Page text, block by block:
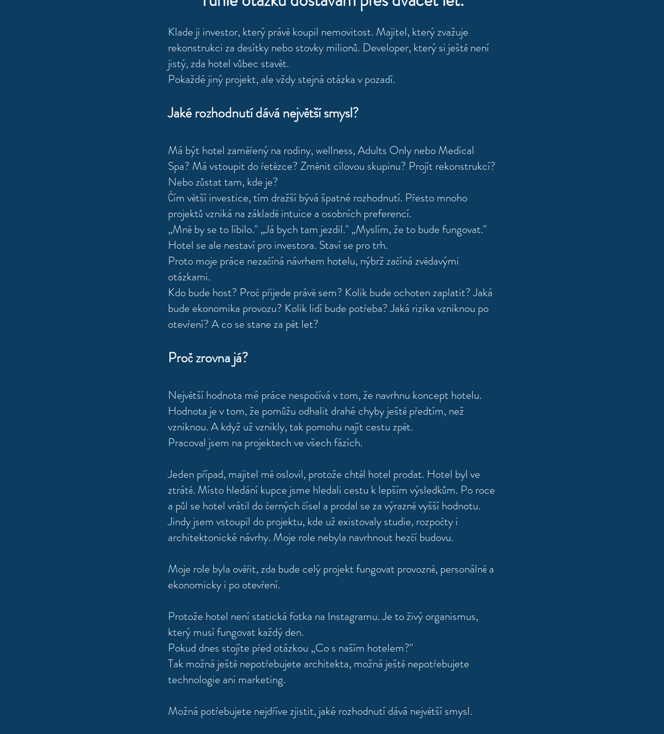
Klade ji investor, který právě koupil nemovitost. Majitel, který zvažuje
rekonstrukci za desítky nebo stovky milionů. Developer, který si ještě není
jistý, zda hotel vůbec stavět.
Pokaždé jiný projekt, ale vždy stejná otázka v pozadí.
Jaké rozhodnutí dává největší smysl?
Má být hotel zaměřený na rodiny, wellness, Adults Only nebo Medical
Spa? Má vstoupit do řetězce? Změnit cílovou skupinu? Projít rekonstrukcí?
Nebo zůstat tam, kde je?
Čím větší investice, tím dražší bývá špatné rozhodnutí. Přesto mnoho
projektů vzniká na základě intuice a osobních preferencí.
„Mně by se to líbilo." „Já bych tam jezdil." „Myslím, že to bude fungovat."
Hotel se ale nestaví pro investora. Staví se pro trh.
Proto moje práce nezačíná návrhem hotelu, nýbrž začíná zvědavými
otázkami.
Kdo bude host? Proč přijede právě sem? Kolik bude ochoten zaplatit? Jaká
bude ekonomika provozu? Kolik lidí bude potřeba? Jaká rizika vzniknou po
otevření? A co se stane za pět let?
Proč zrovna já?
Největší hodnota mé práce nespočívá v tom, že navrhnu koncept hotelu.
Hodnota je v tom, že pomůžu odhalit drahé chyby ještě předtím, než
vzniknou. A když už vznikly, tak pomohu najít cestu zpět.
Pracoval jsem na projektech ve všech fázích.
Jeden případ, majitel mě oslovil, protože chtěl hotel prodat. Hotel byl ve
ztrátě. Místo hledání kupce jsme hledali cestu k lepším výsledkům. Po roce
a půl se hotel vrátil do černých čísel a prodal se za výrazně vyšší hodnotu.
Jindy jsem vstoupil do projektu, kde už existovaly studie, rozpočty i
architektonické návrhy. Moje role nebyla navrhnout hezčí budovu.
Moje role byla ověřit, zda bude celý projekt fungovat provozně, personálně a
ekonomicky i po otevření.
Protože hotel není statická fotka na Instagramu. Je to živý organismus,
který musí fungovat každý den.
Pokud dnes stojíte před otázkou „Co s naším hotelem?"
Tak možná ještě nepotřebujete architekta, možná ještě nepotřebujete
technologie ani marketing.
Možná potřebujete nejdříve zjistit, jaké rozhodnutí dává největší smysl.